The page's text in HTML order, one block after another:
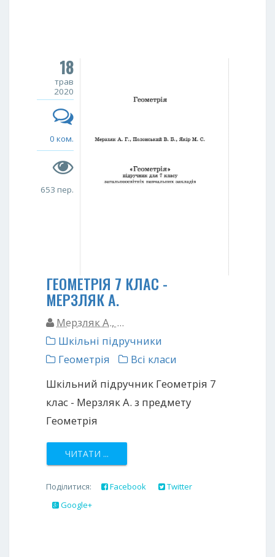
18
трав
2020
0 ком.
653 пер.
ГЕОМЕТРІЯ 7 КЛАС -
МЕРЗЛЯК А.
Мерзляк А., ...
Шкільні підручники
Геометрія
Всі класи
Шкільний підручник Геометрія 7
клас - Мерзляк А. з предмету
Геометрія
ЧИТАТИ ...
Поділитися: Facebook
Twitter
Google+